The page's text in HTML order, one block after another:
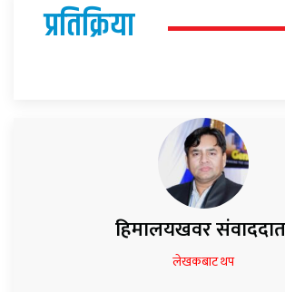
प्रतिक्रिया
हिमालयखवर
लेखकबाट थप